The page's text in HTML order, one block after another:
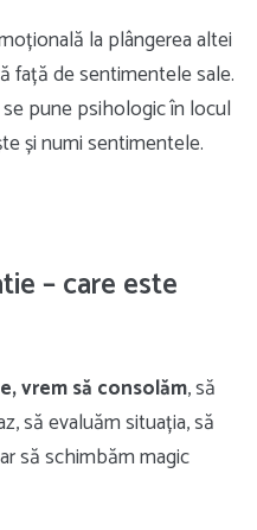
la plângerea altei
față de sentimentele sale.
pune psihologic în locul
și numi sentimentele.
– care este
vrem să consolăm, să
să evaluăm situația, să
să schimbăm magic